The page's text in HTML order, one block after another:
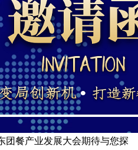
团餐产业发展大会期待与您探